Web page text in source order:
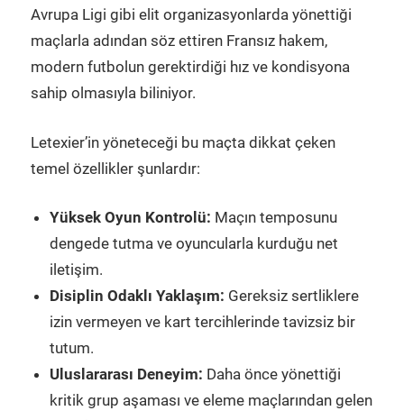
Avrupa Ligi gibi elit organizasyonlarda yönettiği
maçlarla adından söz ettiren Fransız hakem,
modern futbolun gerektirdiği hız ve kondisyona
sahip olmasıyla biliniyor.
Letexier’in yöneteceği bu maçta dikkat çeken
temel özellikler şunlardır:
Yüksek Oyun Kontrolü: Maçın temposunu
dengede tutma ve oyuncularla kurduğu net
iletişim.
Disiplin Odaklı Yaklaşım: Gereksiz sertliklere
izin vermeyen ve kart tercihlerinde tavizsiz bir
tutum.
Uluslararası Deneyim: Daha önce yönettiği
kritik grup aşaması ve eleme maçlarından gelen